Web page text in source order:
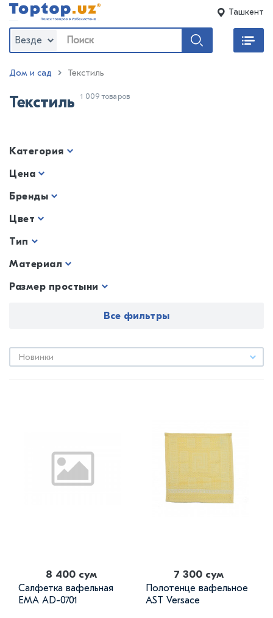
Ташкент
Везде
Дом и сад Текстиль
Текстиль 1 009 товаров
Категория
Цена
Бренды
Цвет
Тип
Материал
Размер простыни
Все фильтры
Новинки
8 400 сум
Салфетка вафельная
EMA AD-0701
7 300 сум
Полотенце вафельное
AST Versace